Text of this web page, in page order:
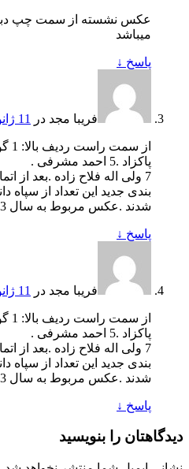
عکس نشسته از سمت چپ
میباشد
پاسخ ↓
فریبا مجد در 11 ژانویه 2014 در 09:05
پاکزاد .5 احمد مشرفی .
7 ولی اله فلاح زاده .بعد از
بندی جدید این تعداد از سپاه
شدند .عکس مربوط به سال 43 در اردبیل
پاسخ ↓
فریبا مجد در 11 ژانویه 2014 در 09:04
پاکزاد .5 احمد مشرفی .
7 ولی اله فلاح زاده .بعد از
بندی جدید این تعداد از سپاه
شدند .عکس مربوط به سال 43 در اردبیل
پاسخ ↓
دیدگاهتان را بنویسید